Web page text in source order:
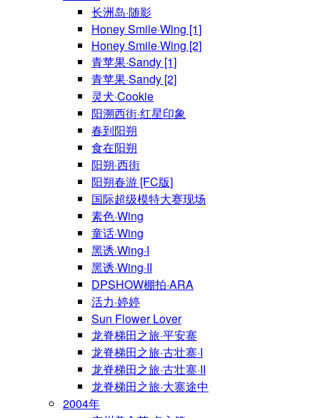
长洲岛·随影
Honey Smile·Wing [1]
Honey Smile·Wing [2]
青苹果·Sandy [1]
青苹果·Sandy [2]
灵犬·Cookie
阳溯西街·红星印象
春到阳朔
食在阳朔
阳朔·西街
阳朔春游 [FC版]
国际超级模特大赛现场
素色·Wing
童话·Wing
黑诱·Wing·I
黑诱·Wing·II
DPSHOW棚拍·ARA
活力·婷婷
Sun Flower Lover
龙脊梯田之旅·平安寨
龙脊梯田之旅·古壮寨·I
龙脊梯田之旅·古壮寨·II
龙脊梯田之旅·大寨途中
2004年